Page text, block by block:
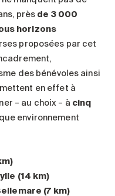
près de 3 000
horizons
proposées par cet
des bénévoles ainsi
en effet à
– au choix – à cinq
environnement
(14 km)
(7 km)